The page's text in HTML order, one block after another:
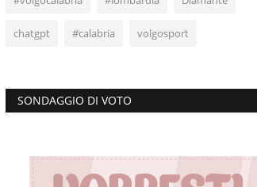
chatgpt #calabria volgosport
SONDAGGIO DI VOTO